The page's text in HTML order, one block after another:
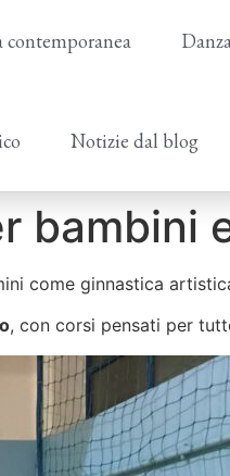
contemporanea
Notizie dal blog
bambini
come ginnastica
, con corsi pensati per